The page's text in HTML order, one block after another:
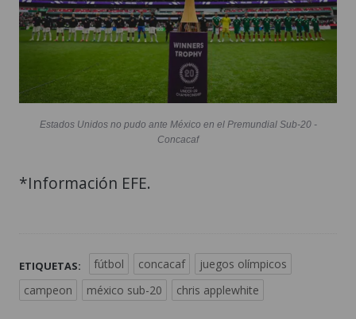
Estados Unidos no pudo ante México en el Premundial Sub-20 -
Concacaf
*Información EFE.
ETIQUETAS: fútbol concacaf
juegos olímpicos
campeon
méxico sub-20 chris applewhite